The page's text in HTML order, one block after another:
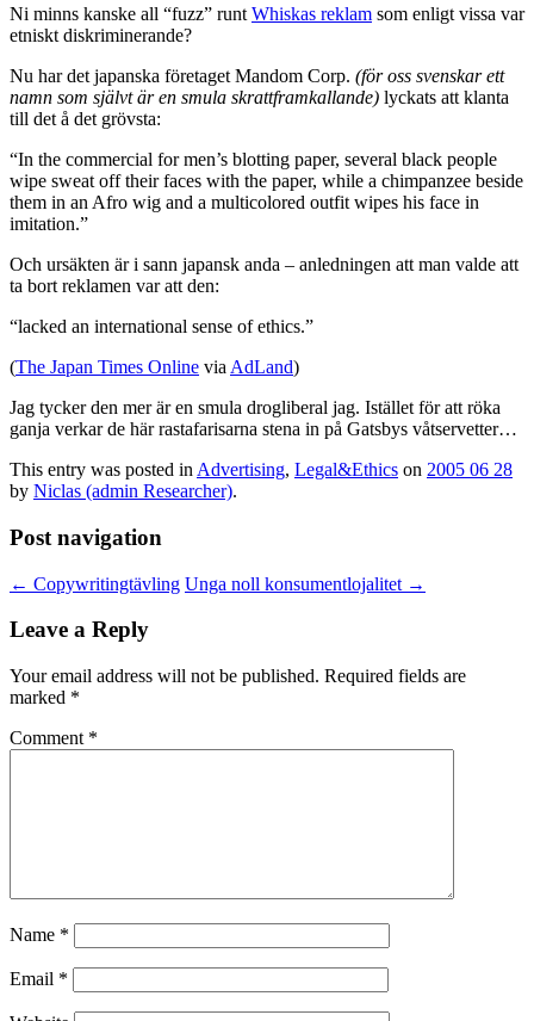
Ni minns kanske all “fuzz” runt Whiskas reklam som enligt vissa var
etniskt diskriminerande?
Nu har det japanska företaget Mandom Corp. (för oss svenskar ett
namn som självt är en smula skrattframkallande) lyckats att klanta
till det å det grövsta:
“In the commercial for men’s blotting paper, several black people
wipe sweat off their faces with the paper, while a chimpanzee beside
them in an Afro wig and a multicolored outfit wipes his face in
imitation.”
Och ursäkten är i sann japansk anda – anledningen att man valde att
ta bort reklamen var att den:
“lacked an international sense of ethics.”
(The Japan Times Online via AdLand)
Jag tycker den mer är en smula drogliberal jag. Istället för att röka
ganja verkar de här rastafarisarna stena in på Gatsbys våtservetter…
This entry was posted in Advertising, Legal&Ethics on 2005 06 28
by Niclas (admin Researcher).
Post navigation
← Copywritingtävling Unga noll konsumentlojalitet →
Leave a Reply
Your email address will not be published. Required fields are
marked *
Comment *
Name *
Email *